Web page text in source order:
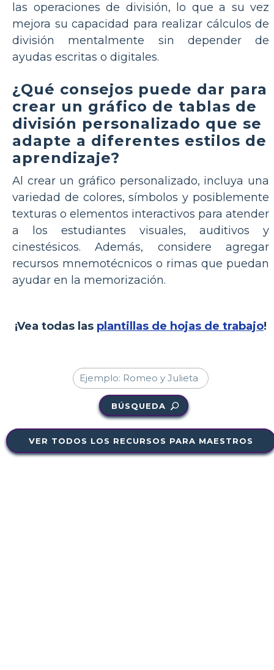
las operaciones de división, lo que a su vez
mejora su capacidad para realizar cálculos de
división mentalmente sin depender de
ayudas escritas o digitales.
¿Qué consejos puede dar para
crear un gráfico de tablas de
división personalizado que se
adapte a diferentes estilos de
aprendizaje?
Al crear un gráfico personalizado, incluya una
variedad de colores, símbolos y posiblemente
texturas o elementos interactivos para atender
a los estudiantes visuales, auditivos y
cinestésicos. Además, considere agregar
recursos mnemotécnicos o rimas que puedan
ayudar en la memorización.
¡Vea todas las plantillas de hojas de trabajo!
BÚSQUEDA
VER TODOS LOS RECURSOS PARA MAESTROS